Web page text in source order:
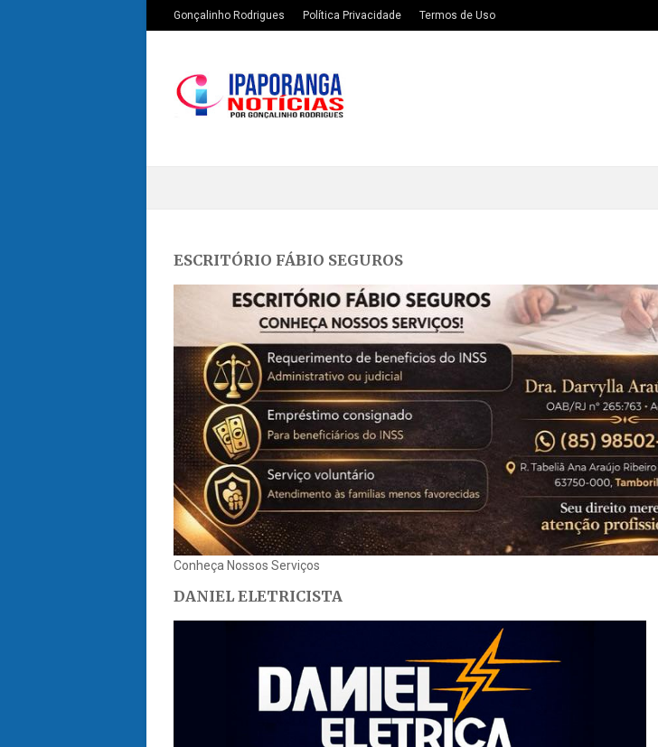
Gonçalinho Rodrigues Política Privacidade Termos de Uso
ESCRITÓRIO FÁBIO SEGUROS
Conheça Nossos Serviços
DANIEL ELETRICISTA